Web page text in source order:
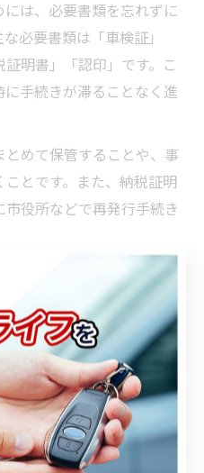
は、必要書類を忘れずに
必要書類は「車検証」
証明書」「認印」です。こ
手続きが滞ることなく進
めて保管することや、事
とです。また、納税証明
役所などで再発行手続き
になった」という失敗例も
活用して一つ一つ確認する
ためのポイントです。
実現する理由と